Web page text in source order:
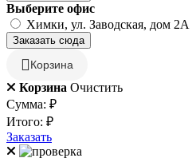
Выберите офис
Химки, ул. Заводская, дом 2А
Заказать сюда
Корзина
Корзина Очистить
Сумма: ₽
Итого: ₽
Заказать